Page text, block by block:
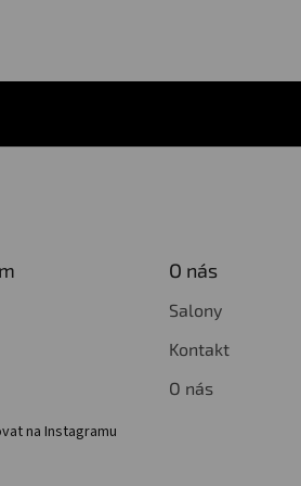
na Instagramu
O nás
Salony
Kontakt
O nás